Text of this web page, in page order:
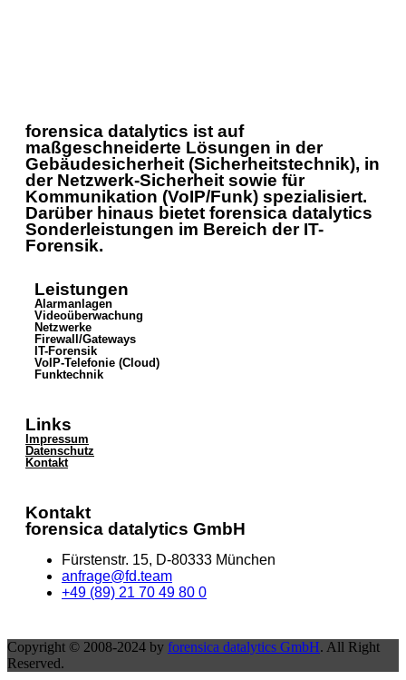
forensica datalytics ist auf
maßgeschneiderte Lösungen in der
Gebäudesicherheit (Sicherheitstechnik), in
der Netzwerk-Sicherheit sowie für
Kommunikation (VoIP/Funk) spezialisiert.
Darüber hinaus bietet forensica datalytics
Sonderleistungen im Bereich der IT-
Forensik.
Leistungen
Alarmanlagen
Videoüberwachung
Netzwerke
Firewall/Gateways
IT-Forensik
VoIP-Telefonie (Cloud)
Funktechnik
Links
Impressum
Datenschutz
Kontakt
Kontakt
forensica datalytics GmbH
Fürstenstr. 15, D-80333 München
anfrage@fd.team
+49 (89) 21 70 49 80 0
Copyright © 2008-2024 by forensica datalytics GmbH. All Right
Reserved.